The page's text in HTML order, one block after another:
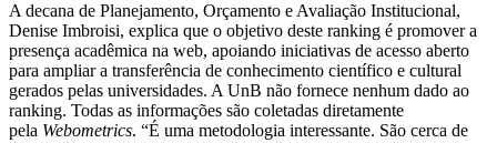
A decana de Planejamento, Orçamento e Avaliação Institucional,
Denise Imbroisi, explica que o objetivo deste ranking é promover a
presença acadêmica na web, apoiando iniciativas de acesso aberto
para ampliar a transferência de conhecimento científico e cultural
gerados pelas universidades. A UnB não fornece nenhum dado ao
ranking. Todas as informações são coletadas diretamente
pela Webometrics. “É uma metodologia interessante. São cerca de